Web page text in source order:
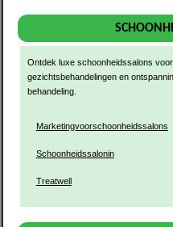
Ontdek luxe schoonheidssalons
gezichtsbehandelingen en
behandeling.
Marketingvoorschoonheidssalons
Schoonheidssalonin
Treatwell